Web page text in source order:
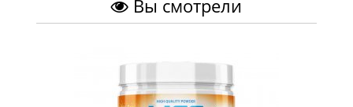
Вы смотрели